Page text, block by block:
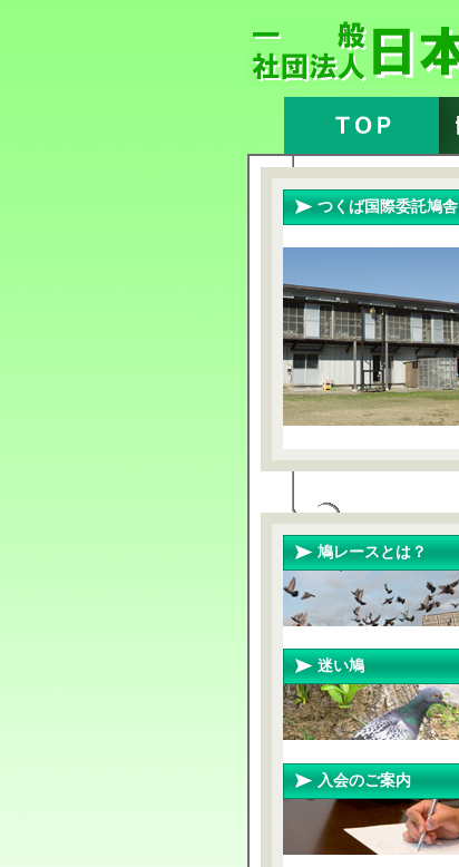
つくば国際委託鳩舎
鳩レースとは？
迷い鳩
入会のご案内